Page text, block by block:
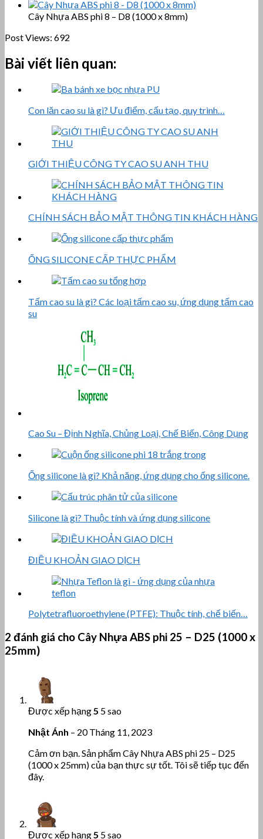
Cây Nhựa ABS phi 8 – D8 (1000 x 8mm)
Post Views: 692
Bài viết liên quan:
Con lăn cao su là gì? Ưu điểm, cấu tạo, quy trình…
GIỚI THIỆU CÔNG TY CAO SU ANH THU
CHÍNH SÁCH BẢO MẬT THÔNG TIN KHÁCH HÀNG
ỐNG SILICONE CẤP THỰC PHẨM
Tấm cao su là gì? Các loại tấm cao su, ứng dụng tấm cao
su
Cao Su – Định Nghĩa, Chủng Loại, Chế Biến, Công Dụng
Ống silicone là gì? Khả năng, ứng dụng cho ống silicone.
Silicone là gì? Thuộc tính và ứng dụng silicone
ĐIỀU KHOẢN GIAO DỊCH
Polytetrafluoroethylene (PTFE): Thuộc tính, chế biến…
2 đánh giá cho Cây Nhựa ABS phi 25 – D25 (1000 x
25mm)
Được xếp hạng5 5 sao
Nhật Ánh – 20 Tháng 11, 2023
Cảm ơn bạn. Sản phẩm Cây Nhựa ABS phi 25 – D25
(1000 x 25mm) của bạn thực sự tốt. Tôi sẽ tiếp tục đến
đây.
Được xếp hạng5 5 sao